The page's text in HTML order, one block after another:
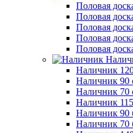
Половая
Половая
Половая
Половая
Половая
Наличник
Наличник 90
Наличник 70
Наличник
Наличник 90
Наличник 70